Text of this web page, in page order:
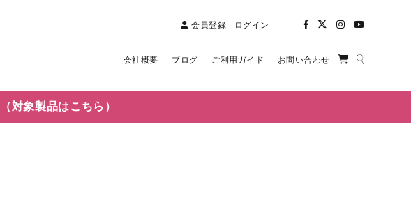
会員登録 ログイン
会社概要 ブログ ご利用ガイド お問い合わせ
（対象製品はこちら）